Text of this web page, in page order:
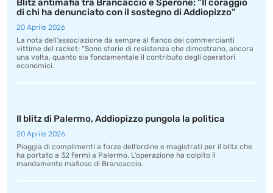
Blitz antimafia tra Brancaccio e Sperone: “Il coraggio
di chi ha denunciato con il sostegno di Addiopizzo”
20 Aprile 2026
La nota dell’associazione da sempre al fianco dei commercianti
vittime del racket: “Sono storie di resistenza che dimostrano, ancora
una volta, quanto sia fondamentale il contributo degli operatori
economici.
Il blitz di Palermo, Addiopizzo pungola la politica
20 Aprile 2026
Pioggia di complimenti a forze dell’ordine e magistrati per il blitz che
ha portato a 32 fermi a Palermo. L’operazione ha colpito il
mandamento mafioso di Brancaccio.